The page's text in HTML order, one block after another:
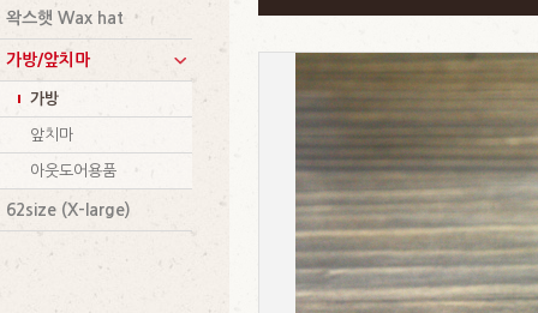
왁스햇 Wax hat
가방/앞치마
가방
앞치마
아웃도어용품
62size (X-large)